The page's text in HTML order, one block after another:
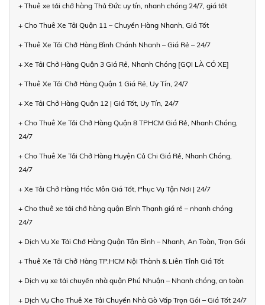
+ Thuê xe tải chở hàng Thủ Đức uy tín, nhanh chóng 24/7, giá tốt
+ Cho Thuê Xe Tải Quận 11 – Chuyển Hàng Nhanh, Giá Tốt
+ Thuê Xe Tải Chở Hàng Bình Chánh Nhanh – Giá Rẻ – 24/7
+ Xe Tải Chở Hàng Quận 3 Giá Rẻ, Nhanh Chóng [GỌI LÀ CÓ XE]
+ Thuê Xe Tải Chở Hàng Quận 1 Giá Rẻ, Uy Tín, 24/7
+ Xe Tải Chở Hàng Quận 12 | Giá Tốt, Uy Tín, 24/7
+ Cho Thuê Xe Tải Chở Hàng Quận 8 TPHCM Giá Rẻ, Nhanh Chóng,
24/7
+ Cho Thuê Xe Tải Chở Hàng Huyện Củ Chi Giá Rẻ, Nhanh Chóng,
24/7
+ Xe Tải Chở Hàng Hóc Môn Giá Tốt, Phục Vụ Tận Nơi | 24/7
+ Cho thuê xe tải chở hàng quận Bình Thạnh giá rẻ – nhanh chóng
24/7
+ Dịch Vụ Xe Tải Chở Hàng Quận Tân Bình – Nhanh, An Toàn, Trọn Gói
+ Thuê Xe Tải Chở Hàng TP.HCM Nội Thành & Liên Tỉnh Giá Tốt
+ Dịch vụ xe tải chuyển nhà quận Phú Nhuận – Nhanh chóng, an toàn
+ Dịch Vụ Cho Thuê Xe Tải Chuyển Nhà Gò Vấp Trọn Gói – Giá Tốt 24/7